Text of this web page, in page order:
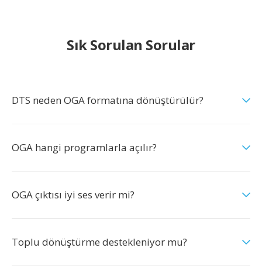
Sık Sorulan Sorular
DTS neden OGA formatına dönüştürülür?
OGA hangi programlarla açılır?
OGA çıktısı iyi ses verir mi?
Toplu dönüştürme destekleniyor mu?